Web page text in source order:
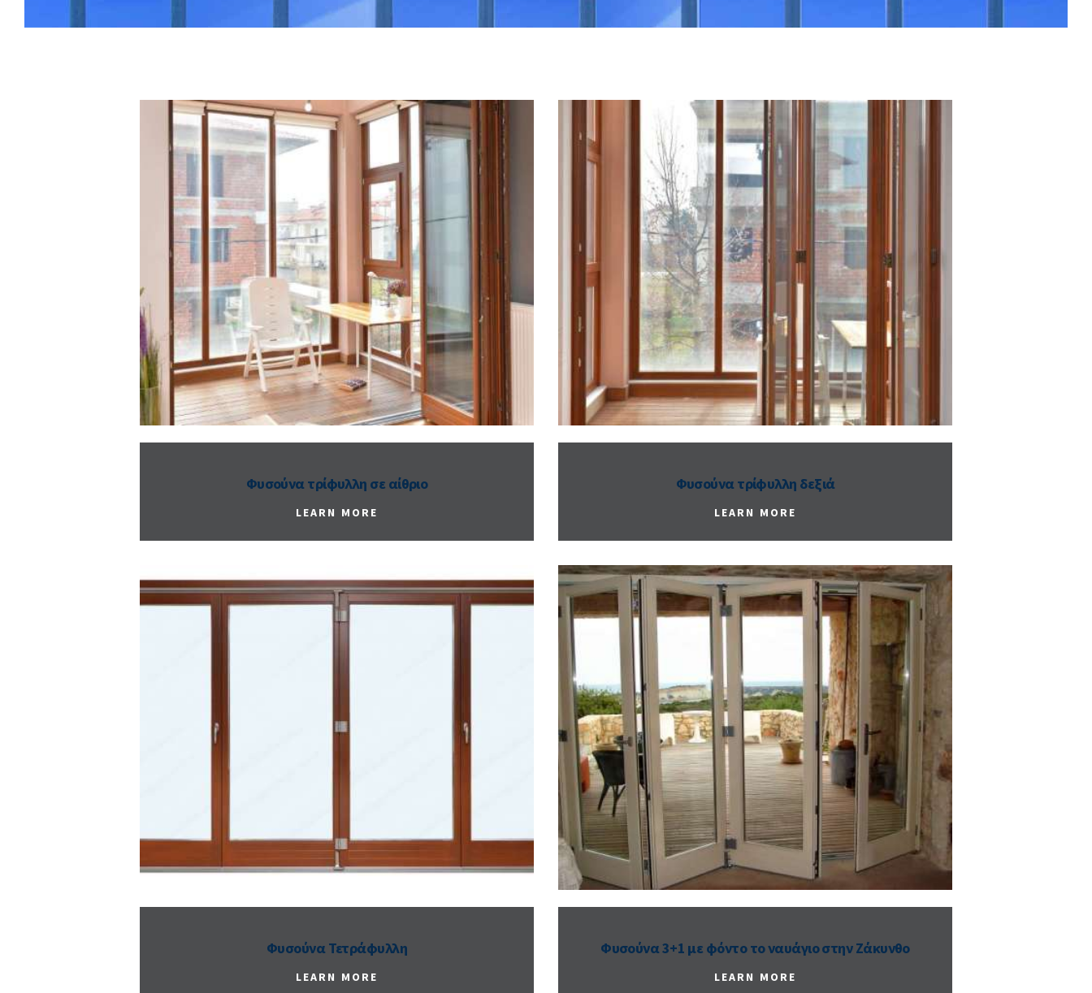
Φυσούνα τρίφυλλη σε αίθριο
LEARN MORE
Φυσούνα τρίφυλλη δεξιά
LEARN MORE
Φυσούνα Τετράφυλλη
LEARN MORE
Φυσούνα 3+1 με φόντο το ναυάγιο στην Ζάκυνθο
LEARN MORE